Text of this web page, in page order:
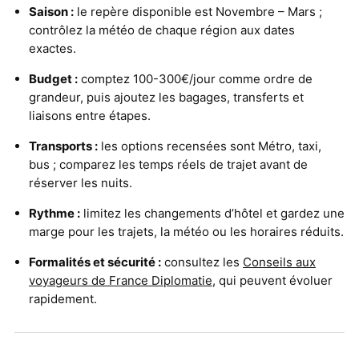
Saison : le repère disponible est Novembre – Mars ;
contrôlez la météo de chaque région aux dates
exactes.
Budget : comptez 100-300€/jour comme ordre de
grandeur, puis ajoutez les bagages, transferts et
liaisons entre étapes.
Transports : les options recensées sont Métro, taxi,
bus ; comparez les temps réels de trajet avant de
réserver les nuits.
Rythme : limitez les changements d’hôtel et gardez une
marge pour les trajets, la météo ou les horaires réduits.
Formalités et sécurité : consultez les Conseils aux
voyageurs de France Diplomatie, qui peuvent évoluer
rapidement.